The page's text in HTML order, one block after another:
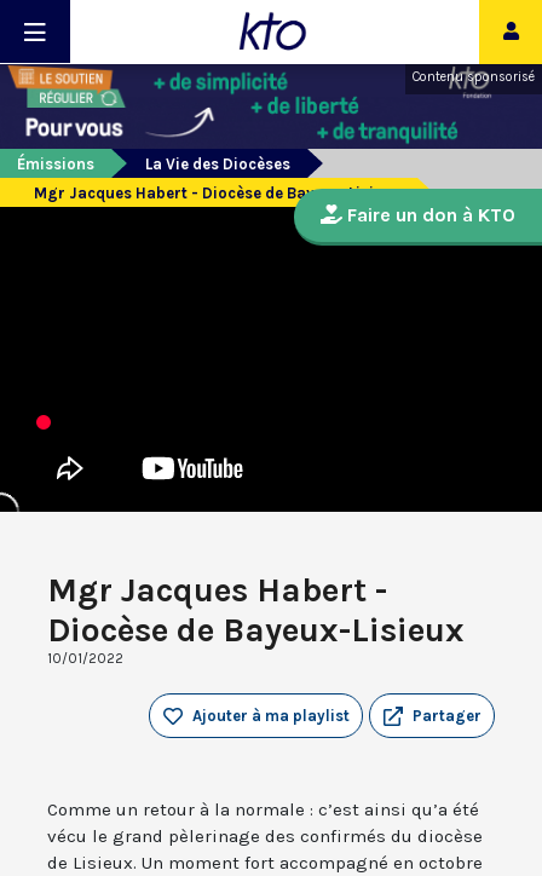
Contenu sponsorisé
Émissions
La Vie des Diocèses
Mgr Jacques Habert - Diocèse de Bayeux-Lisieux
Mgr Jacques Habert -
Diocèse de Bayeux-Lisieux
10/01/2022
Partager
Ajouter à ma playlist
Comme un retour à la normale : c’est ainsi qu’a été
vécu le grand pèlerinage des confirmés du diocèse
de Lisieux. Un moment fort accompagné en octobre
Faire un don à KTO